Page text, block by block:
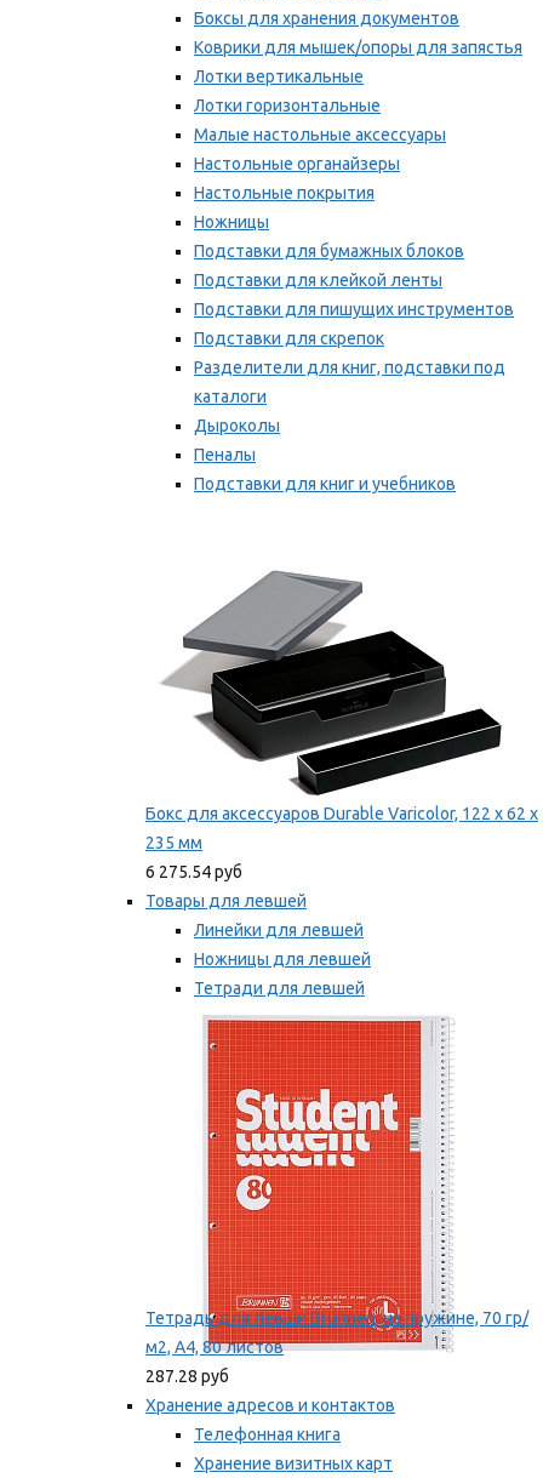
Боксы для хранения документов
Коврики для мышек/опоры для запястья
Лотки вертикальные
Лотки горизонтальные
Малые настольные аксессуары
Настольные органайзеры
Настольные покрытия
Ножницы
Подставки для бумажных блоков
Подставки для клейкой ленты
Подставки для пишущих инструментов
Подставки для скрепок
Разделители для книг, подставки под
каталоги
Дыроколы
Пеналы
Подставки для книг и учебников
Бокс для аксессуаров Durable Varicolor, 122 x 62 x
235 мм
6 275.54 руб
Товары для левшей
Линейки для левшей
Ножницы для левшей
Тетради для левшей
Точилки для левшей
Мы рекомендуем
Тетрадь для левши Brunnen, на пружине, 70 гр/
м2, А4, 80 листов
287.28 руб
Хранение адресов и контактов
Телефонная книга
Хранение визитных карт